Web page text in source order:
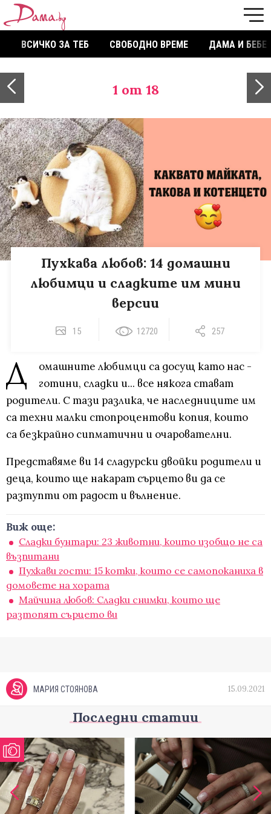
ВСИЧКО ЗА ТЕБ СВОБОДНО ВРЕМЕ ДАМА И БЕБЕ
1 от 18
Пухкава любов: 14 домашни
любимци и сладките им мини
версии
15 12720 257
Д
омашните любимци са досущ като нас -
готини, сладки и... все някога стават
родители. С тази разлика, че наследниците им
са техни малки стопроцентови копия, които
са безкрайно сипматични и очарователни.
Представяме ви 14 сладурски двойки родители и
деца, които ще накарат сърцето ви да се
разтупти от радост и вълнение.
Виж още:
Сладки бунтари: 23 животни, които изобщо не са
възпитани
Пухкави гости: 15 котки, които се самопоканиха в
домовете на хората
Майчина любов: Сладки снимки, които ще
разтопят сърцето ви
МАРИЯ СТОЯНОВА 15.09.2021
Последни статии